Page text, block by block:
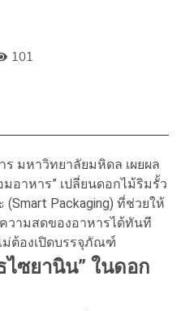
101
มหาวิทยาลัยมหิดล เผยผล
าหาร” เปลี่ยนดอกไม้ริมรั้ว
Packaging) ที่ช่วยให้
วามสดของอาหารได้ทันที
ม่ต้องเปิดบรรจุภัณฑ์
ไซยานิน” ในดอก